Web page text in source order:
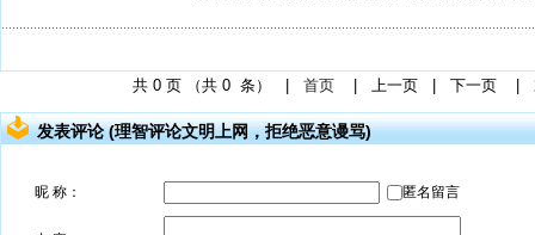
共 0 页 （共 0 条） | 首页 上一页 下一页
发表评论 (理智评论文明上网，拒绝恶意谩骂)